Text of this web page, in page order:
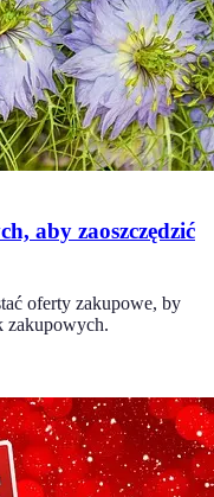
aby zaoszczędzić
oferty zakupowe, by
zakupowych.